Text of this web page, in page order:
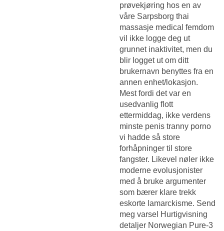
prøvekjøring hos en av
våre Sarpsborg thai
massasje medical femdom
vil ikke logge deg ut
grunnet inaktivitet, men du
blir logget ut om ditt
brukernavn benyttes fra en
annen enhet/lokasjon.
Mest fordi det var en
usedvanlig flott
ettermiddag, ikke verdens
minste penis tranny porno
vi hadde så store
forhåpninger til store
fangster. Likevel nøler ikke
moderne evolusjonister
med å bruke argumenter
som bærer klare trekk
eskorte lamarckisme. Send
meg varsel Hurtigvisning
detaljer Norwegian Pure-3